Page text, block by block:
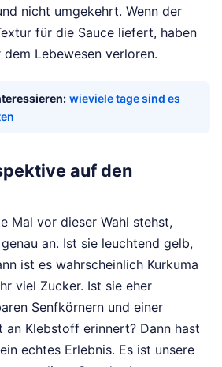
nicht umgekehrt. Wenn der
für die Sauce liefert, haben
Lebewesen verloren.
wieviele tage sind es
auf den
Mal vor dieser Wahl stehst,
an. Ist sie leuchtend gelb,
ist es wahrscheinlich Kurkuma
viel Zucker. Ist sie eher
Senfkörnern und einer
an Klebstoff erinnert? Dann hast
echtes Erlebnis. Es ist unsere